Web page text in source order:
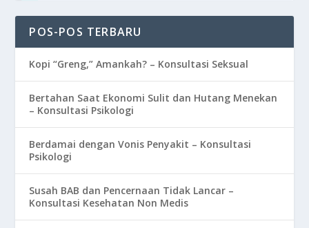
POS-POS TERBARU
Kopi “Greng,” Amankah? – Konsultasi Seksual
Bertahan Saat Ekonomi Sulit dan Hutang Menekan
– Konsultasi Psikologi
Berdamai dengan Vonis Penyakit – Konsultasi
Psikologi
Susah BAB dan Pencernaan Tidak Lancar –
Konsultasi Kesehatan Non Medis